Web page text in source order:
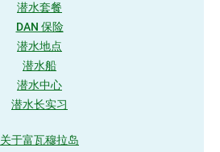
潜水套餐
DAN 保险
潜水地点
潜水船
潜水中心
潜水长实习
关于富瓦穆拉岛